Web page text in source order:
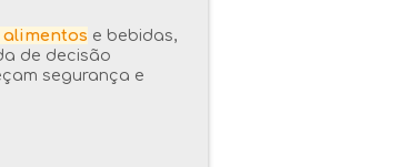
e bebidas,
de decisão
segurança e